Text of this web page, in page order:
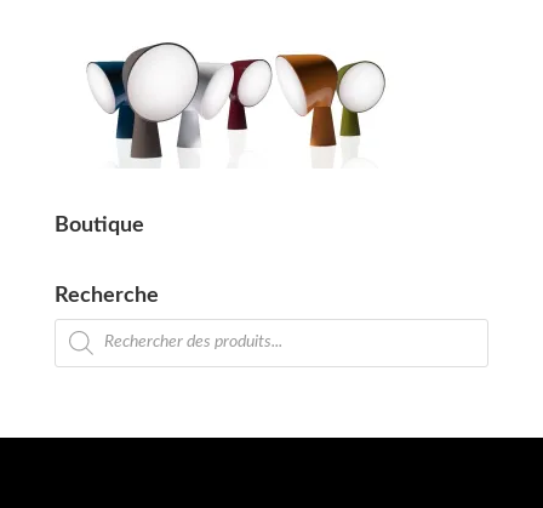
Boutique
Recherche
Recherche
de
produits